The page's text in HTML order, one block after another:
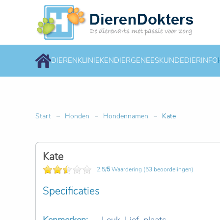
DIERENKLINIEKENDIERGENEESKUNDEDIERINFO
Start Honden Hondennamen Kate
Kate
2.5/5Waardering (53 beoordelingen)
Specificaties